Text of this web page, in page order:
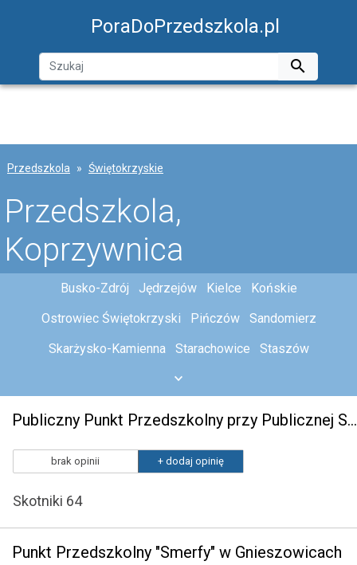
PoraDoPrzedszkola.pl

Przedszkola Świętokrzyskie
Przedszkola,
Koprzywnica
Busko-Zdrój Jędrzejów Kielce
Końskie
Ostrowiec Świętokrzyski
Pińczów
Sandomierz
Skarżysko-Kamienna
Starachowice Staszów
Publiczny Punkt Przedszkolny przy Publicznej Szkole Podstawowej w Skotnikach
brak opinii + dodaj opinię
Skotniki 64
Punkt Przedszkolny "Smerfy" w Gnieszowicach